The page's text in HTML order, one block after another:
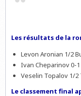
Les résultats de la
Levon Aronian 1/2
Ivan Cheparinov 0-
Veselin Topalov 1/2
Le classement final